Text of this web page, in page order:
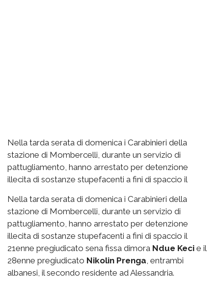
Nella tarda serata di domenica i Carabinieri della
stazione di Mombercelli, durante un servizio di
pattugliamento, hanno arrestato per detenzione
illecita di sostanze stupefacenti a fini di spaccio il
Nella tarda serata di domenica i Carabinieri della
stazione di Mombercelli, durante un servizio di
pattugliamento, hanno arrestato per detenzione
illecita di sostanze stupefacenti a fini di spaccio il
21enne pregiudicato sena fissa dimora Ndue Keci e il
28enne pregiudicato Nikolin Prenga , entrambi
albanesi, il secondo residente ad Alessandria.